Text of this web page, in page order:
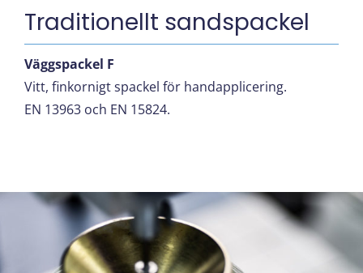
Traditionellt sandspackel
Väggspackel F
Vitt, finkornigt spackel för handapplicering.
EN 13963 och EN 15824.